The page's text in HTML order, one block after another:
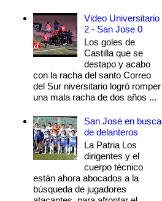
Video Universitario
2 - San Jose 0
Los goles de
Castilla que se
destapo y acabo
con la racha del santo Correo
del Sur niversitario logró romper
una mala racha de dos años ...
San José en busca
de delanteros
La Patria Los
dirigentes y el
cuerpo técnico
están ahora abocados a la
búsqueda de jugadores